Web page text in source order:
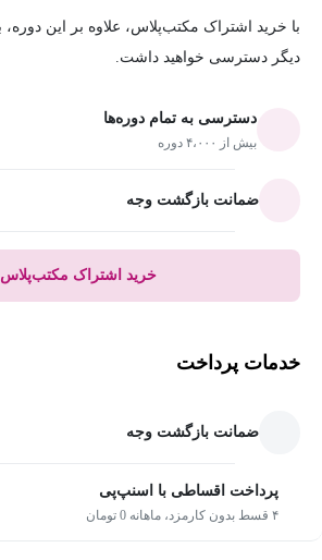
دیگر دسترسی خواهید داشت.
دسترسی به تمام دوره‌ها
بیش از ۴،۰۰۰ دوره
ضمانت بازگشت وجه
خرید اشتراک مکتب‌پلاس
خدمات پرداخت
ضمانت بازگشت وجه
پرداخت اقساطی با اسنپ‌پی
۴ قسط بدون کارمزد، ماهانه 0 تومان